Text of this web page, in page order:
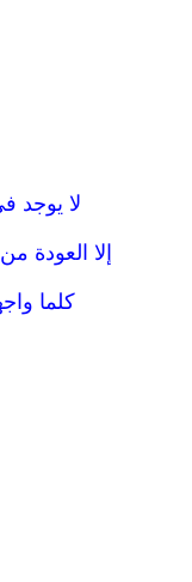
لا يوجد
إلا العودة
كلما